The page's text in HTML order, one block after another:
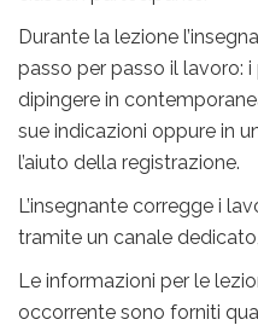
Durante la lezione
passo per passo il lavoro:
dipingere in
sue indicazioni oppure in
l’aiuto della registrazione.
L’insegnante corregge i
tramite un canale
Le informazioni per le
occorrente sono forniti